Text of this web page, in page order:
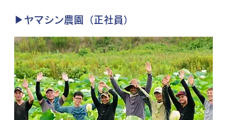
▶ヤマシン農園（正社員）